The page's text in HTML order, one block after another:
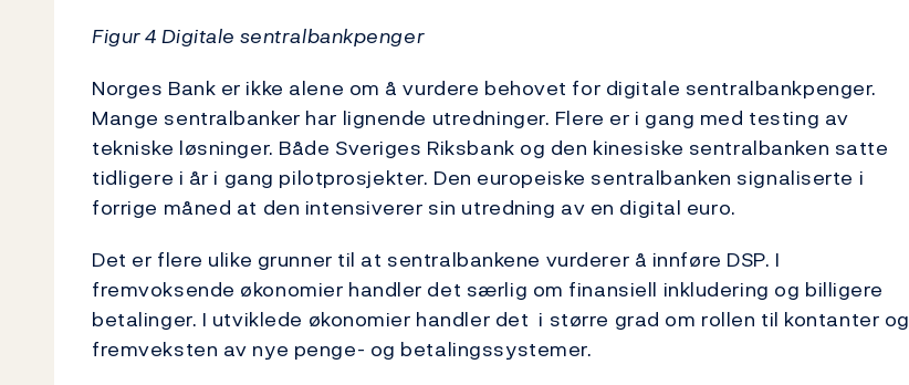
Figur 4 Digitale sentralbankpenger
Norges Bank er ikke alene om å vurdere behovet for digitale sentralbankpenger.
Mange sentralbanker har lignende utredninger. Flere er i gang med testing av
tekniske løsninger. Både Sveriges Riksbank og den kinesiske sentralbanken satte
tidligere i år i gang pilotprosjekter. Den europeiske sentralbanken signaliserte i
forrige måned at den intensiverer sin utredning av en digital euro.
Det er flere ulike grunner til at sentralbankene vurderer å innføre DSP. I
fremvoksende økonomier handler det særlig om finansiell inkludering og billigere
betalinger. I utviklede økonomier handler det i større grad om rollen til kontanter og
fremveksten av nye penge- og betalingssystemer.